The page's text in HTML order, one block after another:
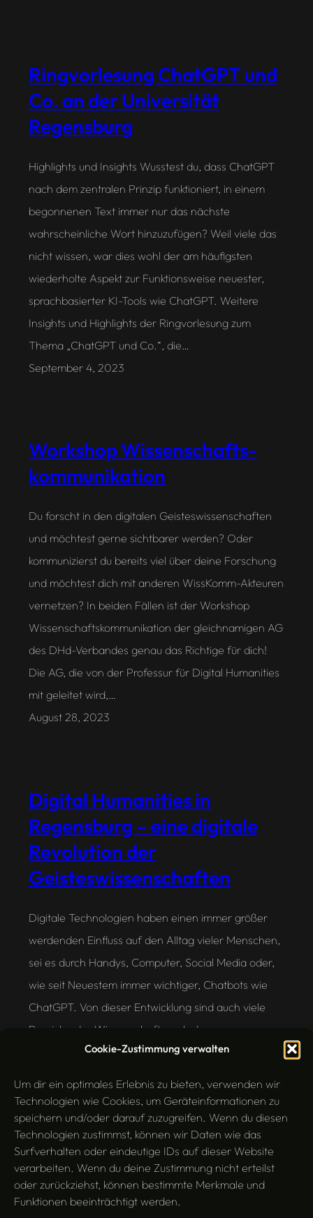
Cookie-Zustimmung verwalten
Um dir ein optimales Erlebnis zu bieten, verwenden wir
Technologien wie Cookies, um Geräteinformationen zu
speichern und/oder darauf zuzugreifen. Wenn du diesen
Technologien zustimmst, können wir Daten wie das
Surfverhalten oder eindeutige IDs auf dieser Website
verarbeiten. Wenn du deine Zustimmung nicht erteilst
oder zurückziehst, können bestimmte Merkmale und
Funktionen beeinträchtigt werden.
Ringvorlesung ChatGPT und
Co. an der Universität
Regensburg
Highlights und Insights Wusstest du, dass ChatGPT
nach dem zentralen Prinzip funktioniert, in einem
begonnenen Text immer nur das nächste
wahrscheinliche Wort hinzuzufügen? Weil viele das
nicht wissen, war dies wohl der am häufigsten
wiederholte Aspekt zur Funktionsweise neuester,
sprachbasierter KI-Tools wie ChatGPT. Weitere
Insights und Highlights der Ringvorlesung zum
Thema „ChatGPT und Co.“, die…
September 4, 2023
Workshop Wissenschafts-
kommunikation
Du forscht in den digitalen Geisteswissenschaften
und möchtest gerne sichtbarer werden? Oder
kommunizierst du bereits viel über deine Forschung
und möchtest dich mit anderen WissKomm-Akteuren
vernetzen? In beiden Fällen ist der Workshop
Wissenschaftskommunikation der gleichnamigen AG
des DHd-Verbandes genau das Richtige für dich!
Die AG, die von der Professur für Digital Humanities
mit geleitet wird,…
August 28, 2023
Digital Humanities in
Regensburg – eine digitale
Revolution der
Geisteswissenschaften
Digitale Technologien haben einen immer größer
werdenden Einfluss auf den Alltag vieler Menschen,
sei es durch Handys, Computer, Social Media oder,
wie seit Neuestem immer wichtiger, Chatbots wie
ChatGPT. Von dieser Entwicklung sind auch viele
Bereiche der Wissenschaft, auch der
Geisteswissenschaften betroffen. Die Digital
Feld, sind Vorreiter dabei, eine Brücke…
Juni 5, 2023